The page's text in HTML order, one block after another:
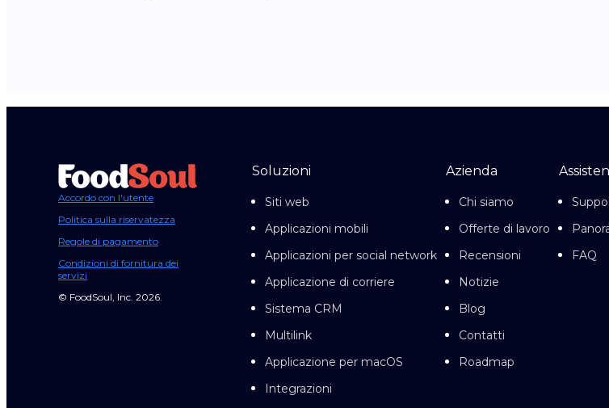
Accordo con l'utente
Politica sulla riservatezza
Regole di pagamento
Condizioni di fornitura dei
servizi
© FoodSoul, Inc. 2026.
Soluzioni
Siti web
Applicazioni mobili
Applicazioni per social network
Applicazione di corriere
Sistema CRM
Multilink
Applicazione per macOS
Integrazioni
Azienda
Chi siamo
Offerte di lavoro
Recensioni
Notizie
Blog
Contatti
Roadmap
FAQ